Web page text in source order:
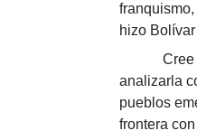
hizo
Cree
analizarla
pueblos
frontera